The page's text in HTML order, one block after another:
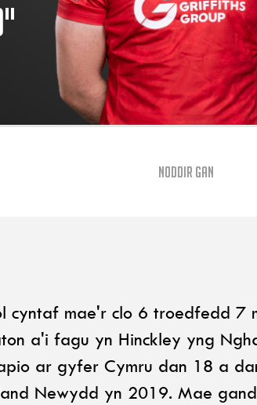
Noddir gan
mae'r clo 6 troedfedd 7
a'i fagu yn Hinckley yng
ar gyfer Cymru dan 18 a
Newydd yn 2019. Mae